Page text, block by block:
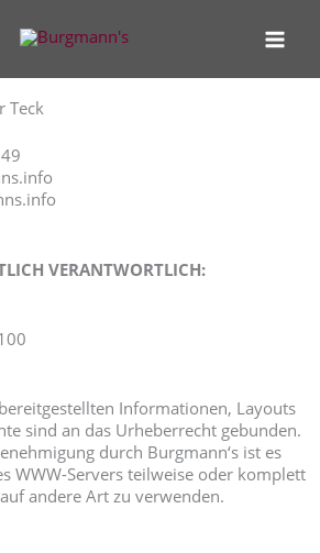
Teck
VERANTWORTLICH:
Informationen, Layouts
sind an das Urheberrecht gebunden.
durch Burgmann‘s ist es
WWW-Servers teilweise oder komplett
andere Art zu verwenden.